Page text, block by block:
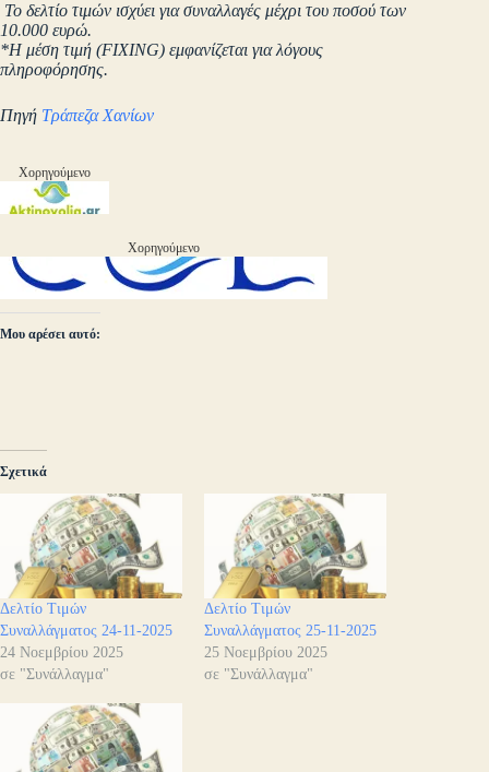
Το δελτίο τιμών ισχύει για συναλλαγές μέχρι του ποσού των
10.000 ευρώ.
*Η μέση τιμή (FIXING) εμφανίζεται για λόγους
πληροφόρησης.
Πηγή Τράπεζα Χανίων
Χορηγούμενο
Χορηγούμενο
Μου αρέσει αυτό:
Σχετικά
Δελτίο Τιμών
Συναλλάγματος 24-11-2025
24 Νοεμβρίου 2025
σε "Συνάλλαγμα"
Δελτίο Τιμών
Συναλλάγματος 25-11-2025
25 Νοεμβρίου 2025
σε "Συνάλλαγμα"